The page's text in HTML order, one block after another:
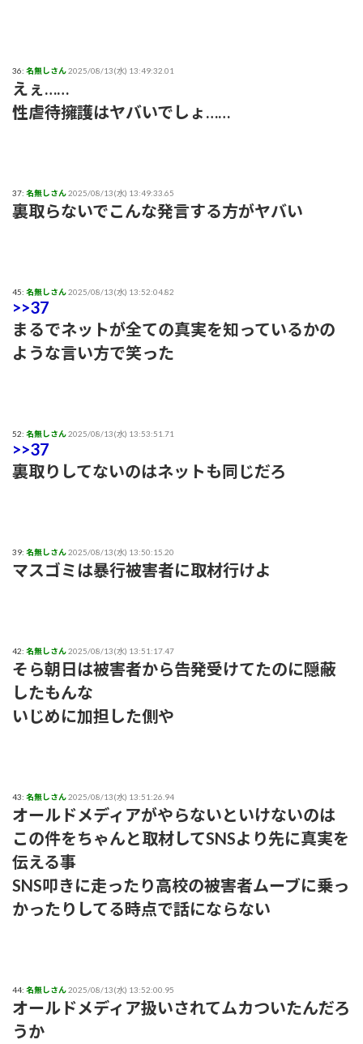
36: 名無しさん2025/08/13(水) 13:49:32.01
えぇ……
性虐待擁護はヤバいでしょ……
37: 名無しさん2025/08/13(水) 13:49:33.65
裏取らないでこんな発言する方がヤバい
45: 名無しさん2025/08/13(水) 13:52:04.82
>>37
まるでネットが全ての真実を知っているかの
ような言い方で笑った
52: 名無しさん2025/08/13(水) 13:53:51.71
>>37
裏取りしてないのはネットも同じだろ
39: 名無しさん2025/08/13(水) 13:50:15.20
マスゴミは暴行被害者に取材行けよ
42: 名無しさん2025/08/13(水) 13:51:17.47
そら朝日は被害者から告発受けてたのに隠蔽
したもんな
いじめに加担した側や
43: 名無しさん2025/08/13(水) 13:51:26.94
オールドメディアがやらないといけないのは
この件をちゃんと取材してSNSより先に真実を
伝える事
SNS叩きに走ったり高校の被害者ムーブに乗っ
かったりしてる時点で話にならない
44: 名無しさん2025/08/13(水) 13:52:00.95
オールドメディア扱いされてムカついたんだろ
うか